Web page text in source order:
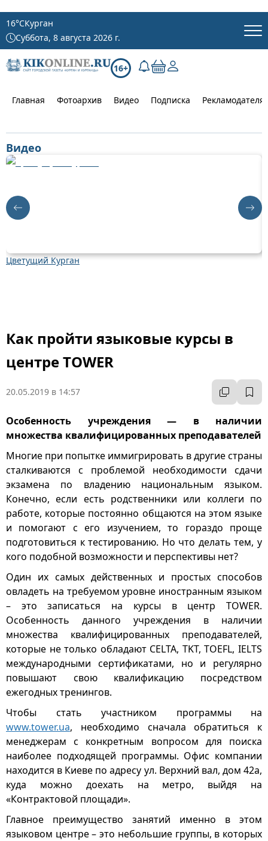
16°CКурган
Суббота, 8 августа 2026 г.
16+
Главная Фотоархив Видео Подписка
Видео
Цветущий Курган
Как пройти языковые курсы в
центре TOWER
20.05.2019 в 14:57
Особенность учреждения — в наличии
множества квалифицированных преподавателей
Многие при попытке иммигрировать в другие страны
сталкиваются с проблемой необходимости сдачи
экзамена по владению национальным языком.
Конечно, если есть родственники или коллеги по
работе, которые постоянно общаются на этом языке
и помогают с его изучением, то гораздо проще
подготовиться к тестированию. Но что делать тем, у
кого подобной возможности и перспективы нет?
Один их самых действенных и простых способов
овладеть на требуемом уровне иностранным языком
– это записаться на курсы в центр TOWER.
Особенность данного учреждения в наличии
множества квалифицированных преподавателей,
которые не только обладают CELTA, TKT, TOEFL, IELTS
международными сертификатами, но и регулярно
повышают свою квалификацию посредством
ежегодных тренингов.
Чтобы стать участником программы на
www.tower.ua, необходимо сначала обратиться к
менеджерам с конкретным вопросом для поиска
наиболее подходящей программы. Офис компании
находится в Киеве по адресу ул. Верхний вал, дом 42а,
куда можно доехать на метро, выйдя на
«Контрактовой площади».
Главное преимущество занятий именно в этом
языковом центре – это небольшие группы, в которых